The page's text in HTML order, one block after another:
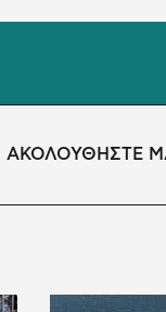
ΑΚΟΛΟΥΘΗΣΤΕ